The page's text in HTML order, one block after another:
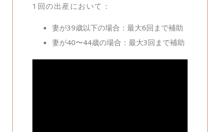
1回の出産において：
妻が39歳以下の場合：最大6回まで補助
妻が40〜44歳の場合：最大3回まで補助